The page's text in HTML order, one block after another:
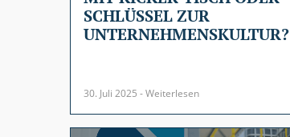
SCHLÜSSEL ZUR
UNTERNEHMENSKULTUR?
30. Juli 2025 - Weiterlesen